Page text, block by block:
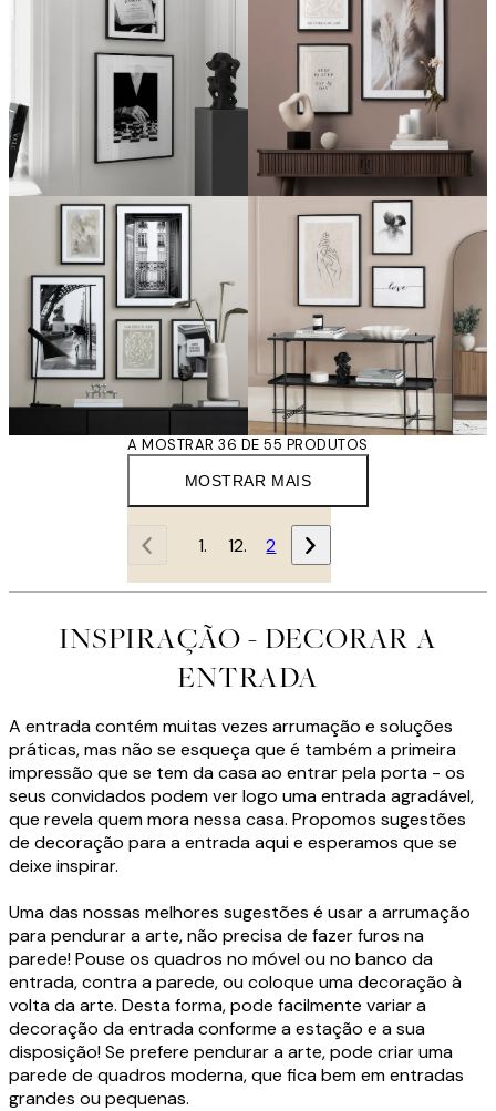
MOSTRAR MAIS
A MOSTRAR 36 DE 55 PRODUTOS
1 2
INSPIRAÇÃO - DECORAR A
ENTRADA
A entrada contém muitas vezes arrumação e soluções
práticas, mas não se esqueça que é também a primeira
impressão que se tem da casa ao entrar pela porta - os
seus convidados podem ver logo uma entrada agradável,
que revela quem mora nessa casa. Propomos sugestões
de decoração para a entrada aqui e esperamos que se
deixe inspirar.
Uma das nossas melhores sugestões é usar a arrumação
para pendurar a arte, não precisa de fazer furos na
parede! Pouse os quadros no móvel ou no banco da
entrada, contra a parede, ou coloque uma decoração à
volta da arte. Desta forma, pode facilmente variar a
decoração da entrada conforme a estação e a sua
disposição! Se prefere pendurar a arte, pode criar uma
parede de quadros moderna, que fica bem em entradas
grandes ou pequenas.